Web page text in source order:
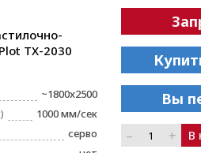
TX-2030
~1800x2500
1000 мм/сек
серво
Вы
– + В